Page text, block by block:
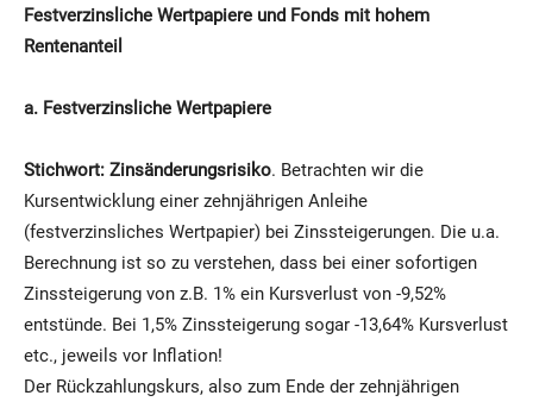
Festverzinsliche Wertpapiere und Fonds mit hohem
Rentenanteil
a. Festverzinsliche Wertpapiere
Stichwort: Zinsänderungsrisiko. Betrachten wir die
Kursentwicklung einer zehnjährigen Anleihe
(festverzinsliches Wertpapier) bei Zinssteigerungen. Die u.a.
Berechnung ist so zu verstehen, dass bei einer sofortigen
Zinssteigerung von z.B. 1% ein Kursverlust von -9,52%
entstünde. Bei 1,5% Zinssteigerung sogar -13,64% Kursverlust
etc., jeweils vor Inflation!
Der Rückzahlungskurs, also zum Ende der zehnjährigen